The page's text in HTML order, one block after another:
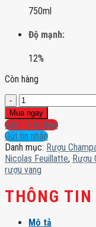
750ml
Độ mạnh:
12%
Còn hàng
Rượu
Champagne
Nicolas
Feuillatte
Rose
Reserve
số
lượng
Mua ngay
Liên hệ hotline
Gửi tin nhắn
Danh mục: Rượu
Nicolas Feuillatte, Rượu
rượu vang
THÔNG
Mô tả